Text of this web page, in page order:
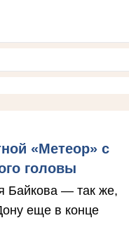
«Метеор» с
головы
Байкова — так же,
еще в конце